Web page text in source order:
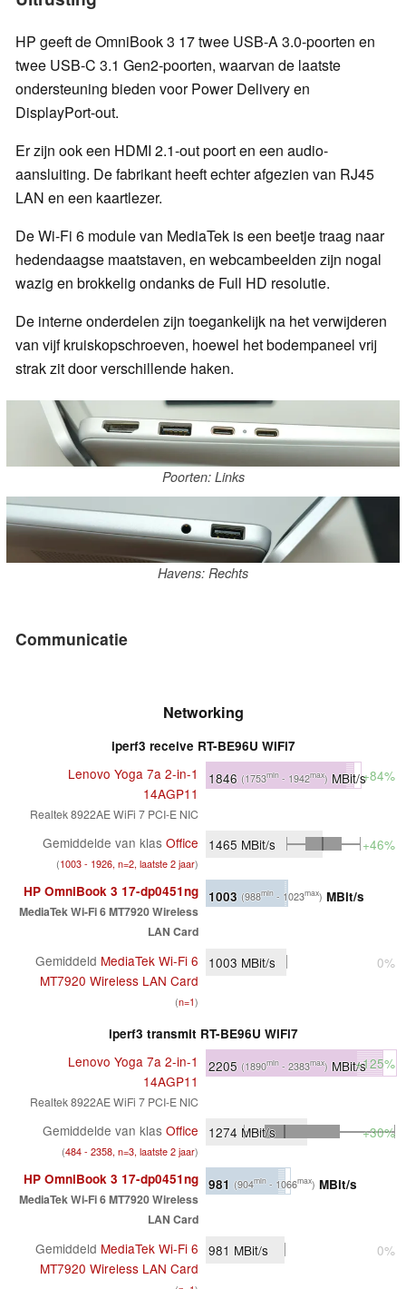
HP geeft de OmniBook 3 17 twee USB-A 3.0-poorten en
twee USB-C 3.1 Gen2-poorten, waarvan de laatste
ondersteuning bieden voor Power Delivery en
DisplayPort-out.
Er zijn ook een HDMI 2.1-out poort en een audio-
aansluiting. De fabrikant heeft echter afgezien van RJ45
LAN en een kaartlezer.
De Wi-Fi 6 module van MediaTek is een beetje traag naar
hedendaagse maatstaven, en webcambeelden zijn nogal
wazig en brokkelig ondanks de Full HD resolutie.
De interne onderdelen zijn toegankelijk na het verwijderen
van vijf kruiskopschroeven, hoewel het bodempaneel vrij
strak zit door verschillende haken.
Poorten: Links
Havens: Rechts
Communicatie
Networking
iperf3 receive RT-BE96U WiFi7
Lenovo Yoga 7a 2-in-1
14AGP11
Realtek 8922AE WiFi 7 PCI-E NIC
1846 (1753min - 1942max) MBit/s+84%
Gemiddelde van klas Office
(1003 - 1926, n=2, laatste 2 jaar)
1465 MBit/s +46%
HP OmniBook 3 17-dp0451ng
MediaTek Wi-Fi 6 MT7920 Wireless
LAN Card
1003 (988min - 1023max) MBit/s
Gemiddeld MediaTek Wi-Fi 6
MT7920 Wireless LAN Card
(n=1)
1003 MBit/s 0%
iperf3 transmit RT-BE96U WiFi7
Lenovo Yoga 7a 2-in-1
14AGP11
Realtek 8922AE WiFi 7 PCI-E NIC
2205 (1890min - 2383max) MBit/s+125%
Gemiddelde van klas Office
(484 - 2358, n=3, laatste 2 jaar)
1274 MBit/s +30%
HP OmniBook 3 17-dp0451ng
MediaTek Wi-Fi 6 MT7920 Wireless
LAN Card
981 (904min - 1066max) MBit/s
Gemiddeld MediaTek Wi-Fi 6
MT7920 Wireless LAN Card
981 MBit/s 0%